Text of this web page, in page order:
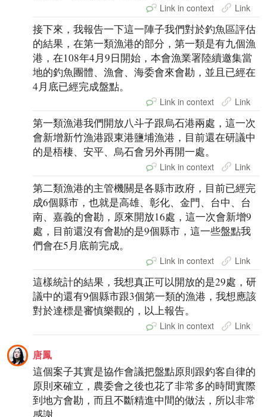
Link in context Link
接下來，我報告一下這一陣子我們對於釣魚區評估
的結果，在第一類漁港的部分，第一類是有九個漁
港，在108年4月9日開始，本會漁業署陸續邀集當
地的釣魚團體、漁會、海委會來會勘，並且已經在
4月底已經完成盤點。
Link in context Link
第一類漁港我們開放八斗子跟烏石港兩處，這一次
會新增新竹漁港跟東港鹽埔漁港，目前還在研議中
的是梧棲、安平、烏石會另外再開一處。
Link in context Link
第二類漁港的主管機關是各縣市政府，目前已經完
成6個縣市，也就是高雄、彰化、金門、台中、台
南、嘉義的會勘，原來開放16處，這一次會新增9
處，目前還沒有會勘的是9個縣市，這一些盤點我
們會在5月底前完成。
Link in context Link
這樣統計的結果，我想真正可以開放的是29處，研
議中的還有9個縣市跟3個第一類的漁港，我想應該
對於達標是審慎樂觀的，以上報告。
Link in context Link
唐鳳
這個案子其實是協作會議把盤點原則跟釣客自律的
原則來確立，農委會之後也花了非常多的時間實際
到地方會勘，而且不斷精進中間的做法，所以非常